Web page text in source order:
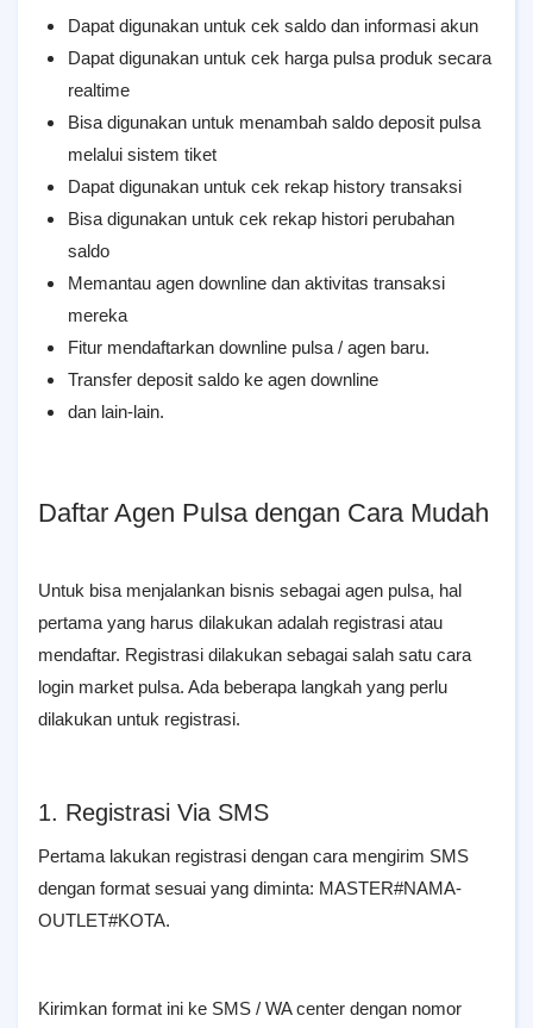
Dapat digunakan untuk cek saldo dan informasi akun
Dapat digunakan untuk cek harga pulsa produk secara
realtime
Bisa digunakan untuk menambah saldo deposit pulsa
melalui sistem tiket
Dapat digunakan untuk cek rekap history transaksi
Bisa digunakan untuk cek rekap histori perubahan
saldo
Memantau agen downline dan aktivitas transaksi
mereka
Fitur mendaftarkan downline pulsa / agen baru.
Transfer deposit saldo ke agen downline
dan lain-lain.
Daftar Agen Pulsa dengan Cara Mudah
Untuk bisa menjalankan bisnis sebagai agen pulsa, hal
pertama yang harus dilakukan adalah registrasi atau
mendaftar. Registrasi dilakukan sebagai salah satu cara
login market pulsa. Ada beberapa langkah yang perlu
dilakukan untuk registrasi.
1. Registrasi Via SMS
Pertama lakukan registrasi dengan cara mengirim SMS
dengan format sesuai yang diminta: MASTER#NAMA-
OUTLET#KOTA.
Kirimkan format ini ke SMS / WA center dengan nomor